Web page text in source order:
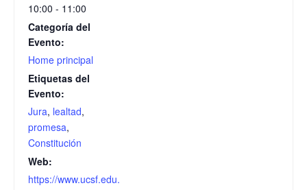
10:00 - 11:00
Categoría del
Evento:
Home principal
Etiquetas del
Evento:
Jura, lealtad,
promesa,
Constitución
Web:
https://www.ucsf.edu.